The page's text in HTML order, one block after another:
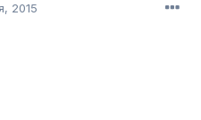
2015